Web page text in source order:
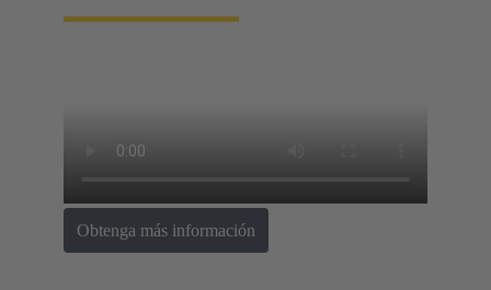
Obtenga más información